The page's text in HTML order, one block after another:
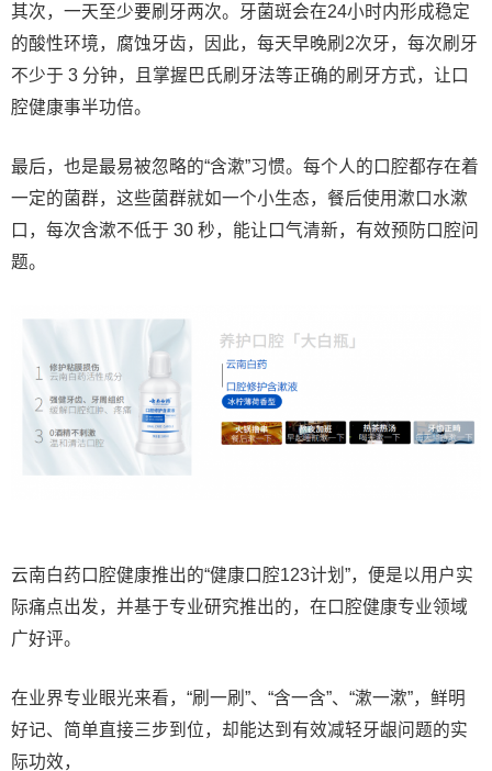
其次，一天至少要刷牙两次。牙菌斑会在24小时内形成稳定
的酸性环境，腐蚀牙齿，因此，每天早晚刷2次牙，每次刷牙
不少于 3 分钟，且掌握巴氏刷牙法等正确的刷牙方式，让口
腔健康事半功倍。
最后，也是最易被忽略的“含漱”习惯。每个人的口腔都存在着
一定的菌群，这些菌群就如一个小生态，餐后使用漱口水漱
口，每次含漱不低于 30 秒，能让口气清新，有效预防口腔问
题。
云南白药口腔健康推出的“健康口腔123计划”，便是以用户实
际痛点出发，并基于专业研究推出的，在口腔健康专业领域
广好评。
在业界专业眼光来看，“刷一刷”、“含一含”、“漱一漱”，鲜明
好记、简单直接三步到位，却能达到有效减轻牙龈问题的实
际功效，